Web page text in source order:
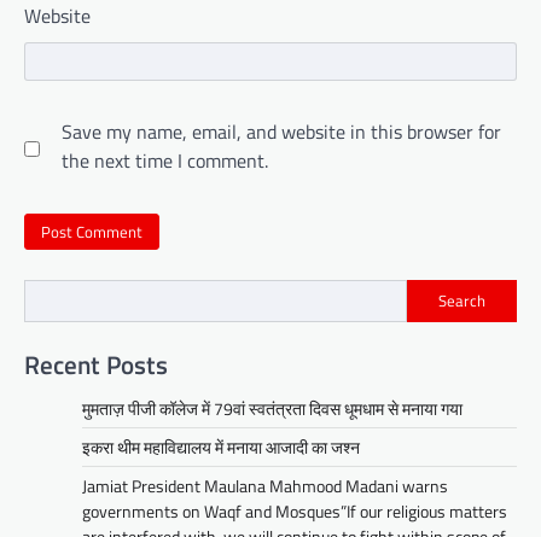
Website
Save my name, email, and website in this browser for
the next time I comment.
Search
Recent Posts
मुमताज़ पीजी कॉलेज में 79वां स्वतंत्रता दिवस धूमधाम से मनाया गया
इकरा थीम महाविद्यालय में मनाया आजादी का जश्न
Jamiat President Maulana Mahmood Madani warns
governments on Waqf and Mosques”If our religious matters